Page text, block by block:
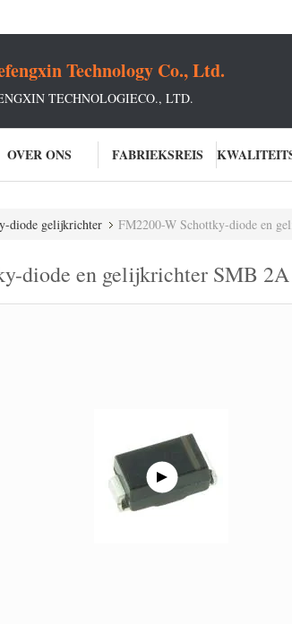
Technology Co., Ltd.
TECHNOLOGIECO., LTD.
OVER ONS FABRIEKSREIS
diode gelijkrichter FM2200-W Schottky-diode en
diode en gelijkrichter SMB